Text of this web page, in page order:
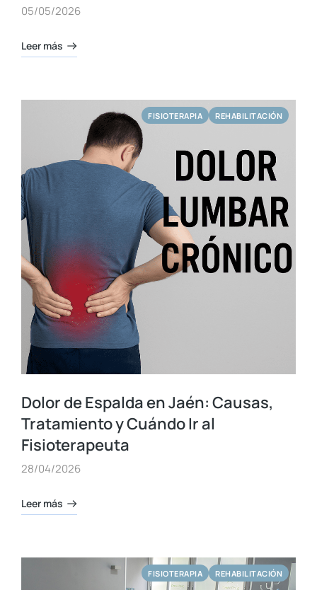
05/05/2026
Leer más
FISIOTERAPIA REHABILITACIÓN
Dolor de Espalda en Jaén: Causas,
Tratamiento y Cuándo Ir al
Fisioterapeuta
28/04/2026
Leer más
FISIOTERAPIA REHABILITACIÓN